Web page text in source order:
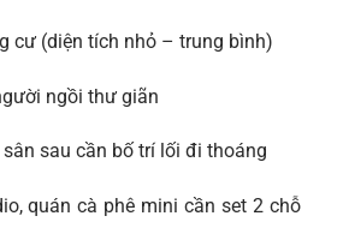
cư (diện tích nhỏ – trung bình)
ngồi thư giãn
sau cần bố trí lối đi thoáng
quán cà phê mini cần set 2 chỗ